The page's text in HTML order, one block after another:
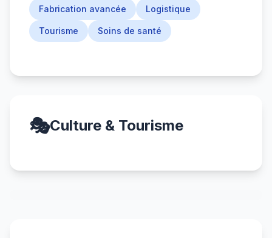
Fabrication avancée Logistique
Tourisme Soins de santé
🎭Culture & Tourisme